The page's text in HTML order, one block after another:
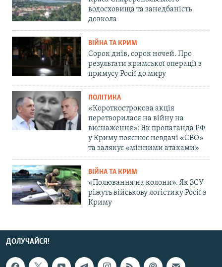
водосховища та занедбаність
довкола
ВІЙНА ТА КРИМ
Сорок днів, сорок ночей. Про
результати кримської операції з
примусу Росії до миру
ПОЛІТИКА
«Короткострокова акція
перетворилася на війну на
виснаження»: Як пропаганда РФ
у Криму пояснює невдачі «СВО»
та залякує «мінними атаками»
ВІЙНА ТА КРИМ
«Полювання на колони». Як ЗСУ
ріжуть військову логістику Росії в
Криму
ДОЛУЧАЙСЯ!